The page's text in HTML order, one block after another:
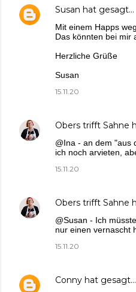
Susan hat gesagt…
Mit einem Happs
Das könnten bei mir
Herzliche Grüße
Susan
15.11.20
Obers trifft Sahne
@Ina - an dem "aus
ich noch arvieten,
15.11.20
Obers trifft Sahne
@Susan - Ich
nur einen vernascht
15.11.20
Conny hat gesagt…